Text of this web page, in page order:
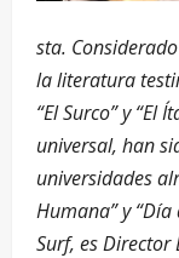
sta.
la literatura
“El Surco” y
universal, han
universidades
Humana” y
Surf, es